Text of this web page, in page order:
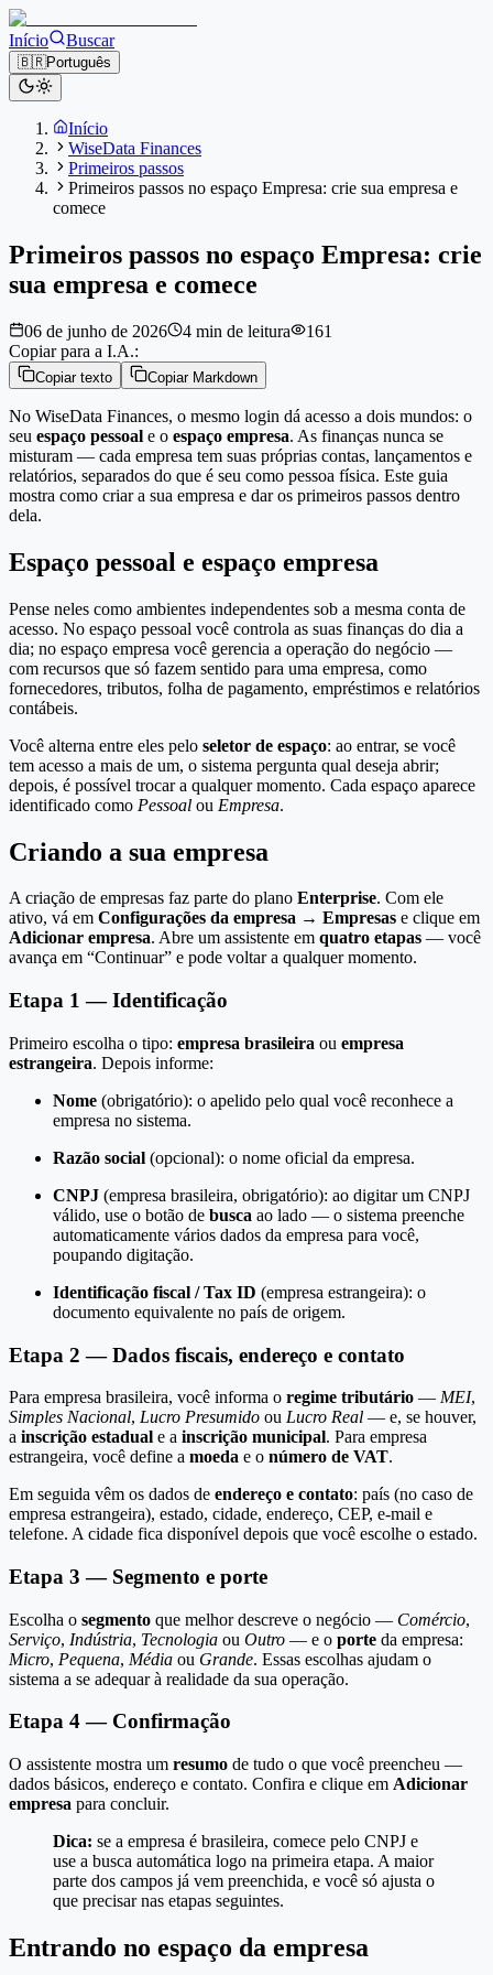
Início Buscar
🇧🇷Português
Início
WiseData Finances
Primeiros passos
Primeiros passos no espaço Empresa: crie sua empresa e
comece
Primeiros passos no espaço Empresa: crie
sua empresa e comece
06 de junho de 2026 4 min de leitura
161
Copiar para a I.A.:
Copiar texto Copiar Markdown
No WiseData Finances, o mesmo login dá acesso a dois mundos: o
seu espaço pessoal e o espaço empresa. As finanças nunca se
misturam — cada empresa tem suas próprias contas, lançamentos e
relatórios, separados do que é seu como pessoa física. Este guia
mostra como criar a sua empresa e dar os primeiros passos dentro
dela.
Espaço pessoal e espaço empresa
Pense neles como ambientes independentes sob a mesma conta de
acesso. No espaço pessoal você controla as suas finanças do dia a
dia; no espaço empresa você gerencia a operação do negócio —
com recursos que só fazem sentido para uma empresa, como
fornecedores, tributos, folha de pagamento, empréstimos e relatórios
contábeis.
Você alterna entre eles pelo seletor de espaço: ao entrar, se você
tem acesso a mais de um, o sistema pergunta qual deseja abrir;
depois, é possível trocar a qualquer momento. Cada espaço aparece
identificado como Pessoal ou Empresa.
Criando a sua empresa
A criação de empresas faz parte do plano Enterprise. Com ele
ativo, vá em Configurações da empresa → Empresas e clique em
Adicionar empresa. Abre um assistente em quatro etapas — você
avança em “Continuar” e pode voltar a qualquer momento.
Etapa 1 — Identificação
Primeiro escolha o tipo: empresa brasileira ou empresa
estrangeira. Depois informe:
Nome (obrigatório): o apelido pelo qual você reconhece a
empresa no sistema.
Razão social (opcional): o nome oficial da empresa.
CNPJ (empresa brasileira, obrigatório): ao digitar um CNPJ
válido, use o botão de busca ao lado — o sistema preenche
automaticamente vários dados da empresa para você,
poupando digitação.
Identificação fiscal / Tax ID (empresa estrangeira): o
documento equivalente no país de origem.
Etapa 2 — Dados fiscais, endereço e contato
Para empresa brasileira, você informa o regime tributário — MEI,
Simples Nacional, Lucro Presumido ou Lucro Real — e, se houver,
a inscrição estadual e a inscrição municipal. Para empresa
estrangeira, você define a moeda e o número de VAT.
Em seguida vêm os dados de endereço e contato: país (no caso de
empresa estrangeira), estado, cidade, endereço, CEP, e-mail e
telefone. A cidade fica disponível depois que você escolhe o estado.
Etapa 3 — Segmento e porte
Escolha o segmento que melhor descreve o negócio — Comércio,
Serviço, Indústria, Tecnologia ou Outro — e o porte da empresa:
Micro, Pequena, Média ou Grande. Essas escolhas ajudam o
sistema a se adequar à realidade da sua operação.
Etapa 4 — Confirmação
O assistente mostra um resumo de tudo o que você preencheu —
dados básicos, endereço e contato. Confira e clique em Adicionar
empresa para concluir.
Dica: se a empresa é brasileira, comece pelo CNPJ e
use a busca automática logo na primeira etapa. A maior
parte dos campos já vem preenchida, e você só ajusta o
que precisar nas etapas seguintes.
Entrando no espaço da empresa